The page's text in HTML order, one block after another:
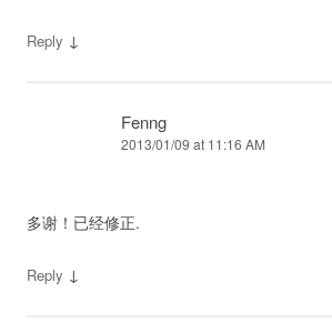
Reply ↓
Fenng
2013/01/09 at 11:16 AM
多谢！已经修正.
Reply ↓